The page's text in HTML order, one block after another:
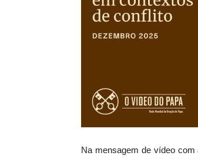
Na mensagem de vídeo